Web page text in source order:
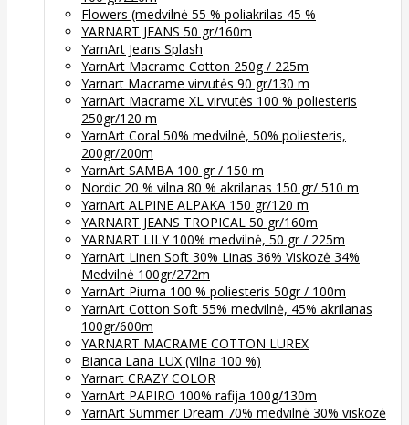
Flowers (medvilnė 55 % poliakrilas 45 %
YARNART JEANS 50 gr/160m
YarnArt Jeans Splash
YarnArt Macrame Cotton 250g / 225m
Yarnart Macrame virvutės 90 gr/130 m
YarnArt Macrame XL virvutės 100 % poliesteris
250gr/120 m
YarnArt Coral 50% medvilnė, 50% poliesteris,
200gr/200m
YarnArt SAMBA 100 gr / 150 m
Nordic 20 % vilna 80 % akrilanas 150 gr/ 510 m
YarnArt ALPINE ALPAKA 150 gr/120 m
YARNART JEANS TROPICAL 50 gr/160m
YARNART LILY 100% medvilnė, 50 gr / 225m
YarnArt Linen Soft 30% Linas 36% Viskozė 34%
Medvilnė 100gr/272m
YarnArt Piuma 100 % poliesteris 50gr / 100m
YarnArt Cotton Soft 55% medvilnė, 45% akrilanas
100gr/600m
YARNART MACRAME COTTON LUREX
Bianca Lana LUX (Vilna 100 %)
Yarnart CRAZY COLOR
YarnArt PAPIRO 100% rafija 100g/130m
YarnArt Summer Dream 70% medvilnė 30% viskozė